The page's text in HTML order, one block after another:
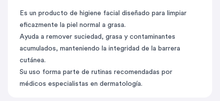
Es un producto de higiene facial diseñado para limpiar
eficazmente la piel normal a grasa.
Ayuda a remover suciedad, grasa y contaminantes
acumulados, manteniendo la integridad de la barrera
cutánea.
Su uso forma parte de rutinas recomendadas por
médicos especialistas en dermatología.